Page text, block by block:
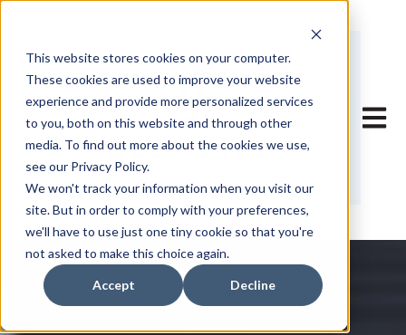
This website stores cookies on your computer.
These cookies are used to improve your website
experience and provide more personalized services
to you, both on this website and through other
media. To find out more about the cookies we use,
see our Privacy Policy.
We won't track your information when you visit our
site. But in order to comply with your preferences,
we'll have to use just one tiny cookie so that you're
not asked to make this choice again.
Accept Decline